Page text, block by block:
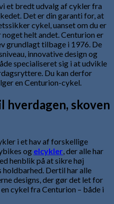
et bredt udvalg af cykler fra
Det er din garanti for, at
cykel, uanset om du er
noget helt andet. Centurion er
grundlagt tilbage i 1976. De
innovative design og
specialiseret sig i at udvikle
Du kan derfor
en Centurion-cykel.
hverdagen, skoven
i et hav af forskellige
og elcykler , der alle har
henblik på at sikre høj
holdbarhed. Dertil har alle
designs, der gør det let for
cykel fra Centurion – både i